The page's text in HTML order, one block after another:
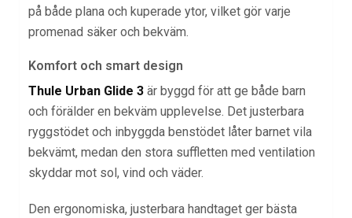
på både plana och kuperade ytor, vilket gör varje
promenad säker och bekväm.
Komfort och smart design
Thule Urban Glide 3 är byggd för att ge både barn
och förälder en bekväm upplevelse. Det justerbara
ryggstödet och inbyggda benstödet låter barnet vila
bekvämt, medan den stora suffletten med ventilation
skyddar mot sol, vind och väder.
Den ergonomiska, justerbara handtaget ger bästa